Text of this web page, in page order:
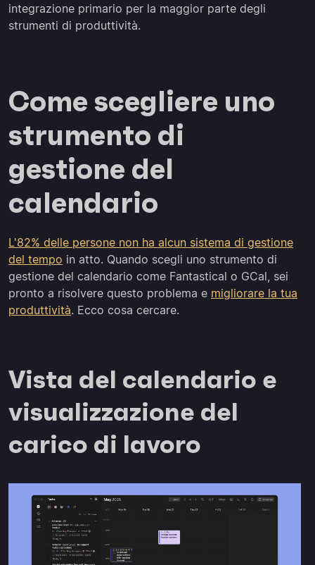
integrazione primario per la maggior parte degli
strumenti di produttività.
Come scegliere uno
strumento di
gestione del
calendario
L'82% delle persone non ha alcun sistema di gestione
del tempo in atto. Quando scegli uno strumento di
gestione del calendario come Fantastical o GCal, sei
pronto a risolvere questo problema e migliorare la tua
produttività. Ecco cosa cercare.
Vista del calendario e
visualizzazione del
carico di lavoro